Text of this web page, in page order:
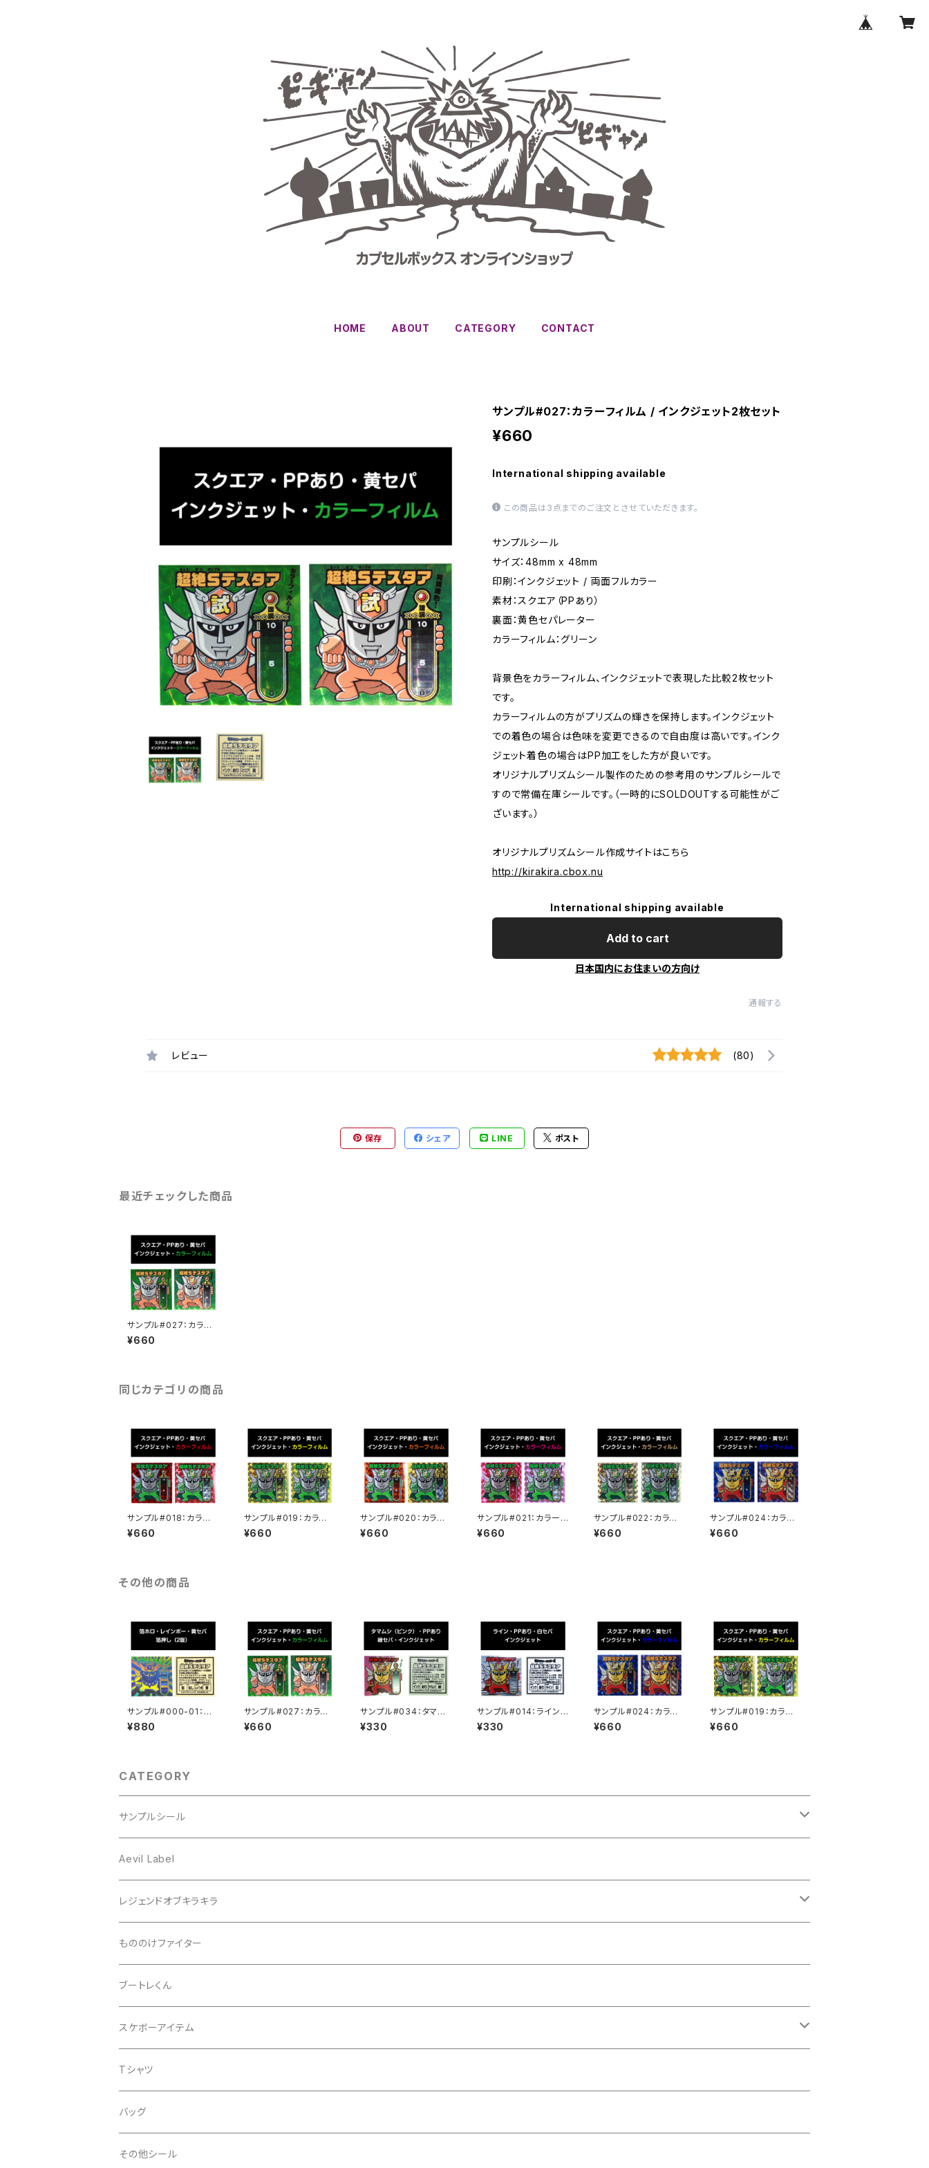
HOME ABOUT CATEGORY CONTACT
サンプル#027：カラーフィルム / インクジェット2枚セット
¥660
International shipping available
この商品は3点までのご注文とさせていただきます。
サンプルシール
サイズ：48mm x 48mm
印刷：インクジェット / 両面フルカラー
素材：スクエア（PPあり）
裏面：黄色セパレーター
カラーフィルム：グリーン
背景色をカラーフィルム、インクジェットで表現した比較2枚セット
です。
カラーフィルムの方がプリズムの輝きを保持します。インクジェット
での着色の場合は色味を変更できるので自由度は高いです。インク
ジェット着色の場合はPP加工をした方が良いです。
オリジナルプリズムシール製作のための参考用のサンプルシールで
すので常備在庫シールです。（一時的にSOLDOUTする可能性がご
ざいます。）
オリジナルプリズムシール作成サイトはこちら
http://kirakira.cbox.nu
International shipping available
Add to cart
日本国内にお住まいの方向け
通報する
レビュー (80)
保存 シェア LINE ポスト
最近チェックした商品
サンプル#027：カラー
フィルム / インクジェッ
ト2枚セット
¥660
同じカテゴリの商品
サンプル#018：カラーフ
ィルム / インクジェット2
枚セット
¥660
サンプル#019：カラーフ
ィルム / インクジェット2
枚セット
¥660
サンプル#020：カラー
フィルム / インクジェッ
ト2枚セット
¥660
サンプル#021：カラーフ
ィルム / インクジェット2
枚セット
¥660
サンプル#022：カラー
フィルム / インクジェッ
ト2枚セット
¥660
サンプル#024：カラー
フィルム / インクジェッ
ト2枚セット
¥660
その他の商品
サンプル#000-01：箔
ホロ（2版） / 黄セパ
¥880
サンプル#027：カラー
フィルム / インクジェッ
ト2枚セット
¥660
サンプル#034：タマム
シ（ピンク）/PP/インク
ジェット/緑セパ
¥330
サンプル#014：ライン/
PP/インクジェット/白セ
パ
¥330
サンプル#024：カラー
フィルム / インクジェッ
ト2枚セット
¥660
サンプル#019：カラーフ
ィルム / インクジェット2
枚セット
¥660
CATEGORY
サンプルシール
プリズム
スクエア
ノイズ
スペース
レンチキュラー
箔ホロ
タマムシ
ノーマル
透明
グリッター
蓄光
金
銀
Aevil Label
レジェンドオブキラキラ
シール
缶バッチ
Tシャツ
バッグ
iphoneケース
もののけファイター
ブートレくん
スケボーアイテム
デッキテープ
シール
Tシャツ
バッグ
その他シール